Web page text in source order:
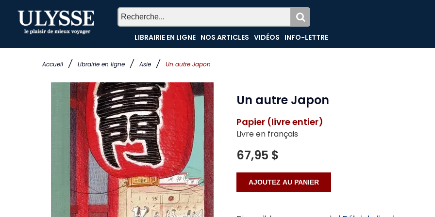
Accueil / Librairie en ligne / Asie / Un autre Japon
LIBRAIRIE EN LIGNE NOS ARTICLES VIDÉOS INFO-LETTRE
Un autre Japon
Papier (livre entier)
Livre en français
67,95 $